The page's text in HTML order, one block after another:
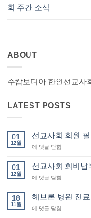
회 주간 소식
ABOUT
주캄보디아 한인선교사
LATEST POSTS
01
12월
선교사회 회원
선
사
회
회
필
서
에 댓글 닫힘
01
12월
선교사회 회비납
선
사
회
회
에 댓글 닫힘
18
11월
헤브론 병원 진
헤
에 댓글 닫힘